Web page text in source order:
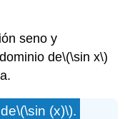
seno y
de\(\sin x\)
\(\sin (x)\).